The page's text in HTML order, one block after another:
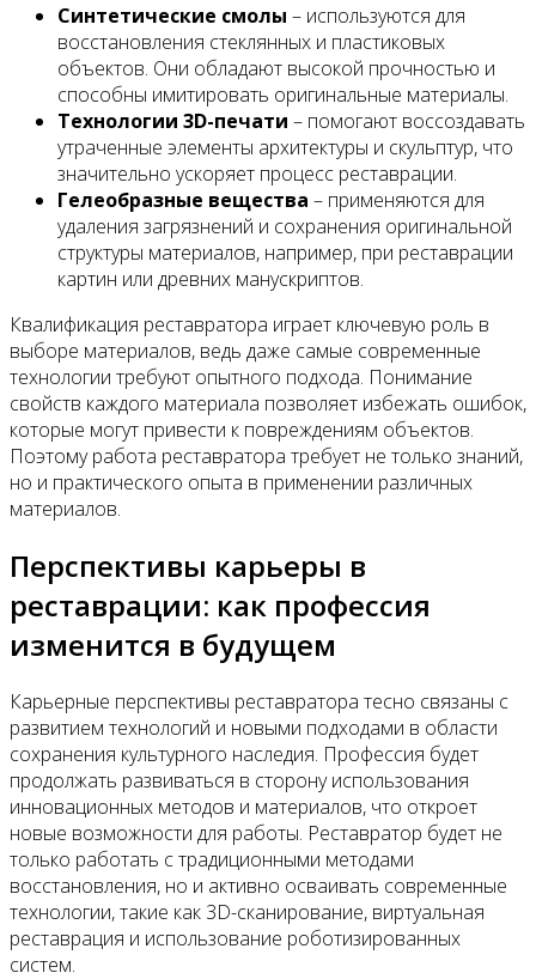
Синтетические смолы – используются для
восстановления стеклянных и пластиковых
объектов. Они обладают высокой прочностью и
способны имитировать оригинальные материалы.
Технологии 3D-печати – помогают воссоздавать
утраченные элементы архитектуры и скульптур, что
значительно ускоряет процесс реставрации.
Гелеобразные вещества – применяются для
удаления загрязнений и сохранения оригинальной
структуры материалов, например, при реставрации
картин или древних манускриптов.
Квалификация реставратора играет ключевую роль в
выборе материалов, ведь даже самые современные
технологии требуют опытного подхода. Понимание
свойств каждого материала позволяет избежать ошибок,
которые могут привести к повреждениям объектов.
Поэтому работа реставратора требует не только знаний,
но и практического опыта в применении различных
материалов.
Перспективы карьеры в
реставрации: как профессия
изменится в будущем
Карьерные перспективы реставратора тесно связаны с
развитием технологий и новыми подходами в области
сохранения культурного наследия. Профессия будет
продолжать развиваться в сторону использования
инновационных методов и материалов, что откроет
новые возможности для работы. Реставратор будет не
только работать с традиционными методами
восстановления, но и активно осваивать современные
технологии, такие как 3D-сканирование, виртуальная
реставрация и использование роботизированных
систем.